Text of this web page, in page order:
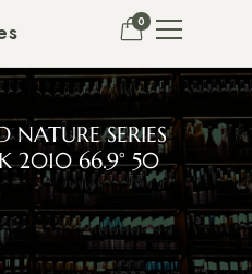
0
NATURE SERIES
2010 66.9° 50